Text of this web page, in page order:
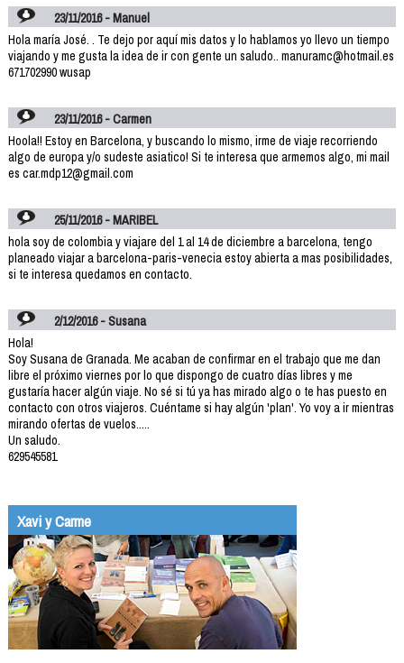
23/11/2016 - Manuel
Hola maría José. . Te dejo por aquí mis datos y lo hablamos yo llevo un tiempo
viajando y me gusta la idea de ir con gente un saludo.. manuramc@hotmail.es
671702990 wusap
23/11/2016 - Carmen
Hoola!! Estoy en Barcelona, y buscando lo mismo, irme de viaje recorriendo
algo de europa y/o sudeste asiatico! Si te interesa que armemos algo, mi mail
es car.mdp12@gmail.com
25/11/2016 - MARIBEL
hola soy de colombia y viajare del 1 al 14 de diciembre a barcelona, tengo
planeado viajar a barcelona-paris-venecia estoy abierta a mas posibilidades,
si te interesa quedamos en contacto.
2/12/2016 - Susana
Hola!
Soy Susana de Granada. Me acaban de confirmar en el trabajo que me dan
libre el próximo viernes por lo que dispongo de cuatro días libres y me
gustaría hacer algún viaje. No sé si tú ya has mirado algo o te has puesto en
contacto con otros viajeros. Cuéntame si hay algún 'plan'. Yo voy a ir mientras
mirando ofertas de vuelos.....
Un saludo.
629545581
Xavi y Carme